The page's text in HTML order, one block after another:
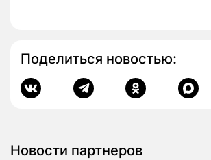
Поделиться новостью:
Новости партнеров